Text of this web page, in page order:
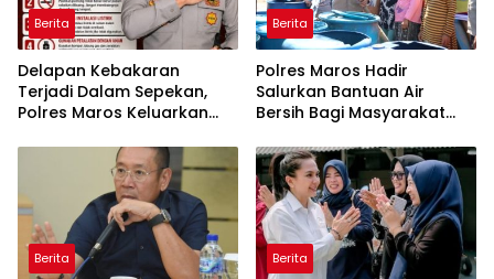
Berita
Delapan Kebakaran
Terjadi Dalam Sepekan,
Polres Maros Keluarkan
Masyarakat
Berita
Polres Maros Hadir
Salurkan Bantuan Air
Bersih Bagi Masyarakat
Di Maros
Berita Berita